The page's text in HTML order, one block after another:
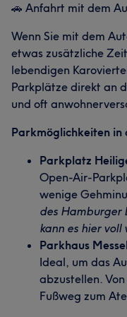
🚗 Anfahrt mit dem
Wenn Sie mit dem
etwas zusätzliche
lebendigen
Parkplätze direkt an
und oft
Parkmöglichkeiten in
Parkplatz
Open-Air-
wenige
des Hamburger
kann es hier voll
Parkhaus
Ideal, um das
abzustellen.
Fußweg zum